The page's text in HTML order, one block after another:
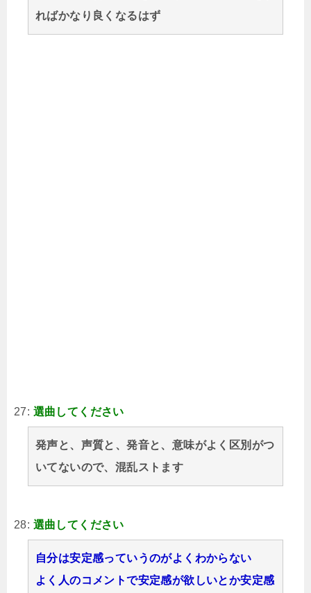
ればかなり良くなるはず
27: 選曲してください
発声と、声質と、発音と、意味がよく区別がつ
いてないので、混乱ストます
28: 選曲してください
自分は安定感っていうのがよくわからない
よく人のコメントで安定感が欲しいとか安定感